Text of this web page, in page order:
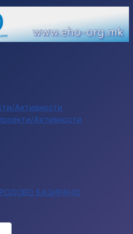
Активности
Активности
БАЗИРАНО